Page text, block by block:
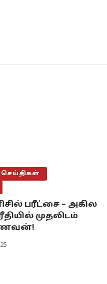
பரீட்சை – அகில
முதலிடம்